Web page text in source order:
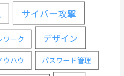
サイバー攻撃
ワーク デザイン
ウハウ パスワード管理